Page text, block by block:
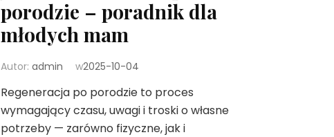
porodzie – poradnik dla
młodych mam
Autor: admin w2025-10-04
Regeneracja po porodzie to proces
wymagający czasu, uwagi i troski o własne
potrzeby — zarówno fizyczne, jak i